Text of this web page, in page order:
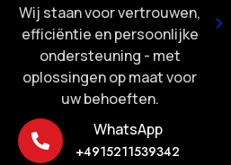
Wij staan voor vertrouwen,
efficiëntie en persoonlijke
ondersteuning - met
oplossingen op maat voor
uw behoeften.
WhatsApp
+4915211539342